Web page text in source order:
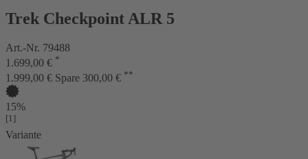
Trek Checkpoint ALR 5
Art.-Nr. 79488
1.699,00 € *
1.999,00 € Spare 300,00 € **
15%
[1]
Variante